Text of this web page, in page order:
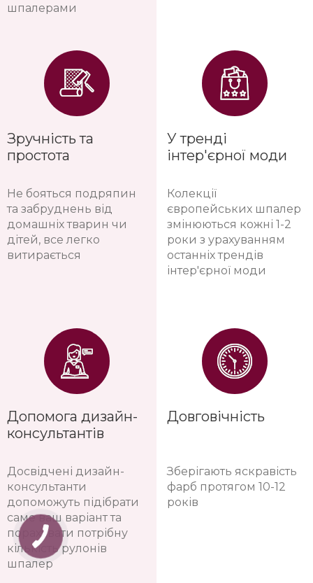
шпалерами
Зручність та
простота
Не бояться подряпин
та забруднень від
домашніх тварин чи
дітей, все легко
витирається
Допомога дизайн-
консультантів
Досвідчені дизайн-
консультанти
допоможуть підібрати
саме ваш варіант та
порахувати потрібну
кількість рулонів
шпалер
У тренді
інтер'єрної моди
Колекції
європейських шпалер
змінюються кожні 1-2
роки з урахуванням
останніх трендів
інтер'єрної моди
Довговічність
Зберігають яскравість
фарб протягом 10-12
років